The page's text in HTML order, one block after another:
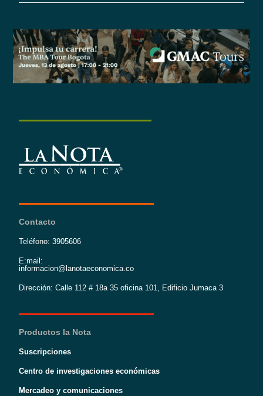
Contacto
Teléfono: 3905606
E:mail:
informacion@lanotaeconomica.co
Dirección: Calle 112 # 18a 35 oficina 101, Edificio Jumaca 3
Productos la Nota
Suscripciones
Centro de investigaciones económicas
Mercadeo y comunicaciones